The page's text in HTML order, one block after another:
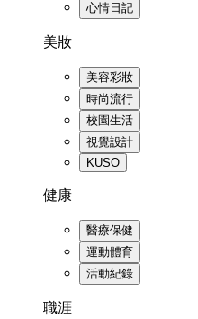
心情日記
美妝
美容彩妝
時尚流行
校園生活
視覺設計
KUSO
健康
醫療保健
運動體育
活動紀錄
職涯